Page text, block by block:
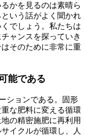
かを見るのは素晴ら
いう話がよく聞かれ
でしょう。私たちは
ャンスを探っていき
そのために非常に重
能である
ションである。固形
な肥料に変える循環
の精密施肥に再利用
イクルが循環し、人